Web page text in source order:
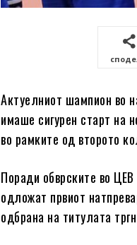
Актуелниот шампион во
имаше сигурен старт на
во рамките од второто
Поради обврските во
одложат првиот
одбрана на титулата